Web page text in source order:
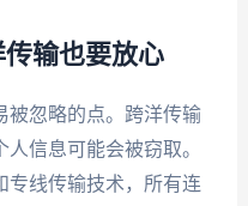
输也要放心
被忽略的点。跨洋传输
信息可能会被窃取。
专线传输技术，所有连